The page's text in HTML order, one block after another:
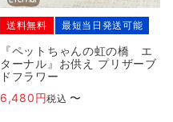
送料無料 最短当日発送可能
『ペットちゃんの虹の橋 エ
ターナル』お供え プリザーブ
ドフラワー
6,480
税込 〜